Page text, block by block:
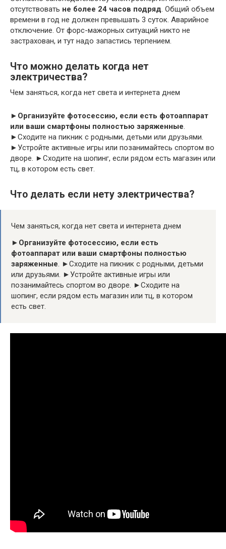
отсутствовать не более 24 часов подряд. Общий объем
времени в год не должен превышать 3 суток. Аварийное
отключение. От форс-мажорных ситуаций никто не
застрахован, и тут надо запастись терпением.
Что можно делать когда нет
электричества?
Чем заняться, когда нет света и интернета днем
► Организуйте фотосессию, если есть фотоаппарат
или ваши смартфоны полностью заряженные.
►Сходите на пикник с родными, детьми или друзьями.
►Устройте активные игры или позанимайтесь спортом во
дворе. ►Сходите на шопинг, если рядом есть магазин или
тц, в котором есть свет.
Что делать если нету электричества?
Чем заняться, когда нет света и интернета днем
► Организуйте фотосессию, если есть
фотоаппарат или ваши смартфоны полностью
заряженные. ►Сходите на пикник с родными, детьми
или друзьями. ►Устройте активные игры или
позанимайтесь спортом во дворе. ►Сходите на
шопинг, если рядом есть магазин или тц, в котором
есть свет.